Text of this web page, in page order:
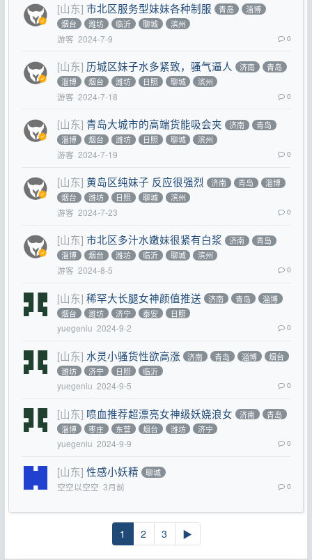
[山东] 市北区服务型妹妹各种制服 青岛
淄博
烟台
潍坊 临沂 聊城 滨州
游客 2024-7-9 0
[山东] 历城区妹子水多紧致，骚气逼人 济南
青岛
淄博
烟台 潍坊 日照 聊城 滨州
游客 2024-7-18 0
[山东] 青岛大城市的高端货能吸会夹 济南
青岛
淄博
烟台 潍坊 日照 聊城 滨州
游客 2024-7-19 0
[山东] 黄岛区纯妹子 反应很强烈 济南 青岛
淄博
烟台
潍坊 日照 聊城 滨州
游客 2024-7-23 0
[山东] 市北区多汁水嫩妹很紧有白浆 济南
青岛
淄博
烟台 潍坊 临沂 聊城 滨州
游客 2024-8-5 0
[山东] 稀罕大长腿女神颜值推送 济南 青岛
淄博
烟台
潍坊 济宁 泰安 日照
yuegeniu 2024-9-2 0
[山东] 水灵小骚货性欲高涨 济南 青岛 淄博
烟台
潍坊
济宁 日照 临沂
yuegeniu 2024-9-5 0
[山东] 喷血推荐超漂亮女神级妖娆浪女 济南
青岛
淄博
枣庄 东营 烟台 潍坊 济宁
yuegeniu 2024-9-9 0
[山东] 性感小妖精 聊城
空空以空空 3月前 0
1 2 3 ▶